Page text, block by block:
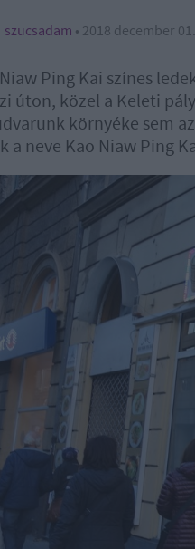
szucsadam • 2018 december 01.
Ping Kai színes
úton, közel a Keleti
környéke sem
a neve Kao Niaw Ping